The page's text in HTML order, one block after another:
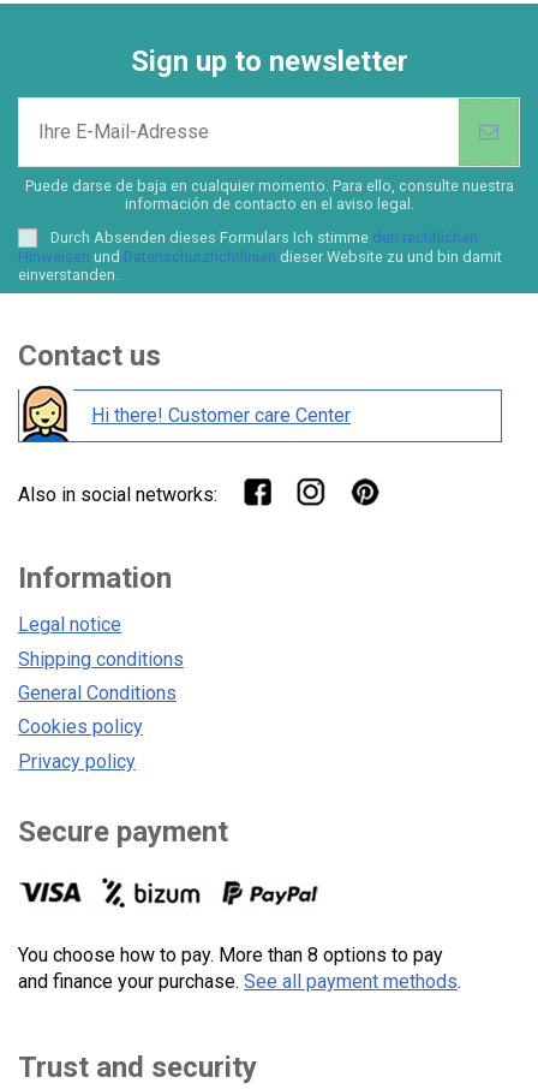
Sign up to newsletter
Puede darse de baja en cualquier momento. Para ello, consulte nuestra
información de contacto en el aviso legal.
Durch Absenden dieses Formulars Ich stimme den rechtlichen
Hinweisen und Datenschutzrichtlinien dieser Website zu und bin damit
einverstanden.
Contact us
Hi there! Customer care Center
Also in social networks:
Information
Legal notice
Shipping conditions
General Conditions
Cookies policy
Privacy policy
Secure payment
You choose how to pay. More than 8 options to pay
and finance your purchase. See all payment methods.
Trust and security